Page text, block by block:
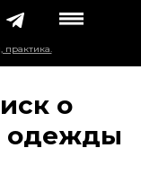
практика.
о
одежды